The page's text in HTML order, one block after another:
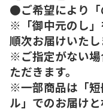
●ご希望により「
※「御中元のし」
順次お届けいたし
※ご指定がない場
ただきます。
※一部商品は「短
ル」でのお届け